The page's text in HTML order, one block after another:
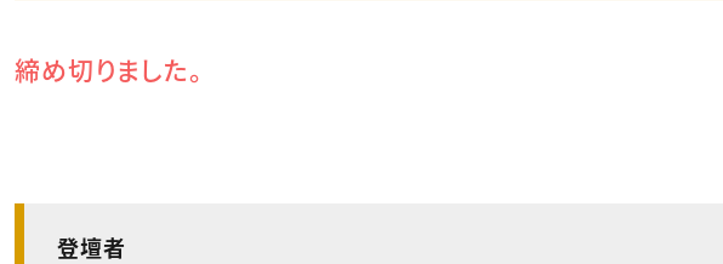
締め切りました。
登壇者